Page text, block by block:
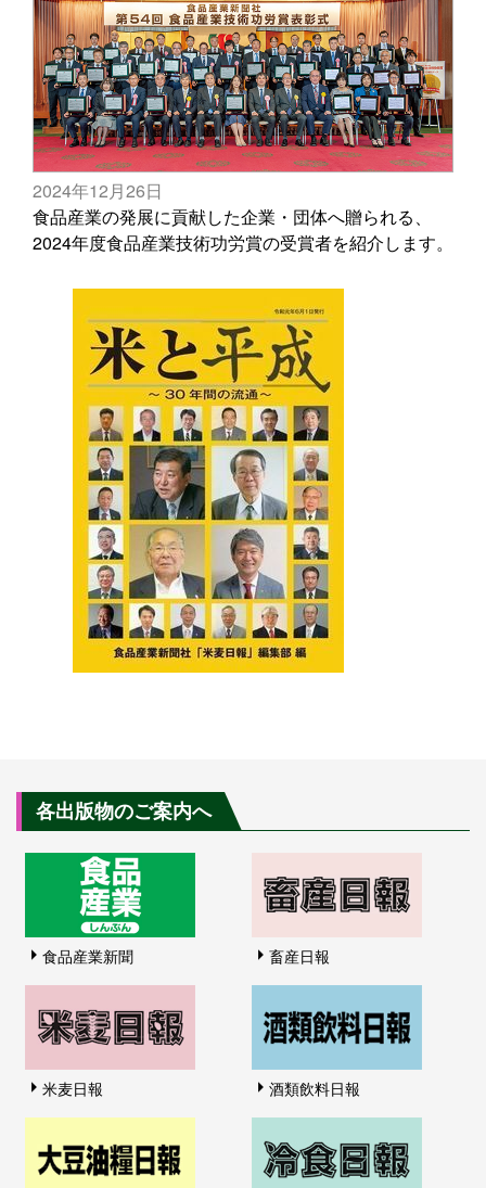
2024年12月26日
食品産業の発展に貢献した企業・団体へ贈られる、
2024年度食品産業技術功労賞の受賞者を紹介します。
各出版物のご案内へ
食品産業新聞 畜産日報
米麦日報 酒類飲料日報